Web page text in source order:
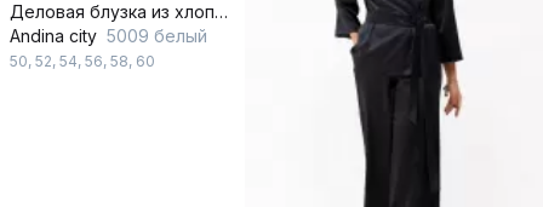
Деловая блузка из хлопка с нагрудными карманами и классическим воротником
Andina city 5009 белый
50, 52, 54, 56, 58, 60